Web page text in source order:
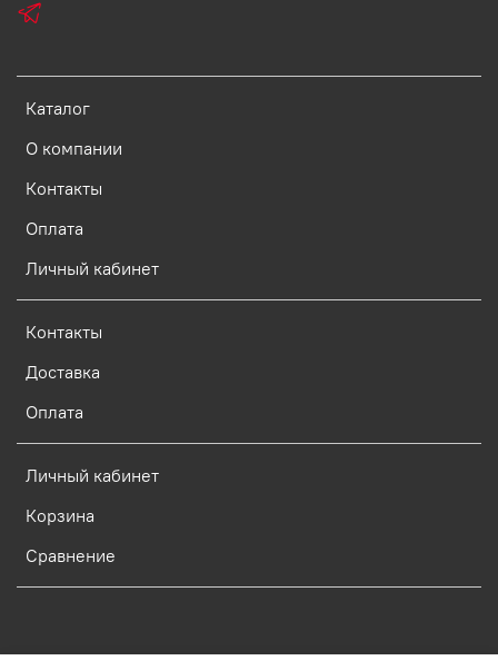
Каталог
О компании
Контакты
Оплата
Личный кабинет
Контакты
Доставка
Оплата
Личный кабинет
Корзина
Сравнение